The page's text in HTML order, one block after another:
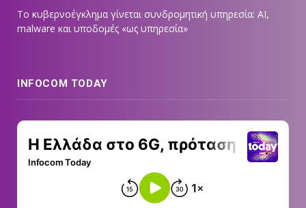
Το κυβερνοέγκλημα γίνεται συνδρομητική υπηρεσία: AI,
malware και υποδομές «ως υπηρεσία»
INFOCOM TODAY